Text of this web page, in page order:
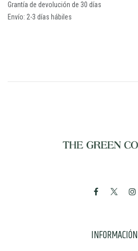
Grantía de devolución de 30 días
Envío: 2-3 días hábiles
INFORMACIÓN